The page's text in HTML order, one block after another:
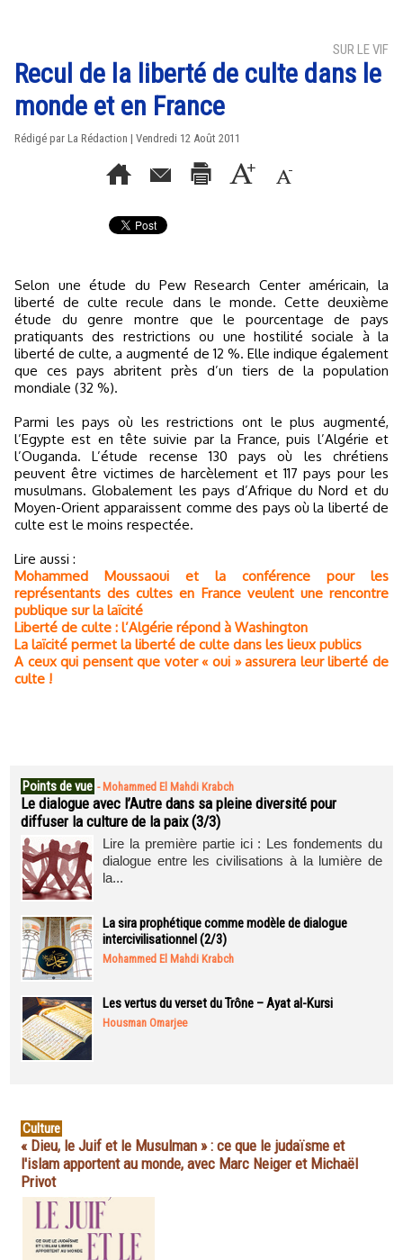
SUR LE VIF
Recul de la liberté de culte dans le
monde et en France
Rédigé par La Rédaction | Vendredi 12 Août 2011
Selon une étude du Pew Research Center américain, la
liberté de culte recule dans le monde. Cette deuxième
étude du genre montre que le pourcentage de pays
pratiquants des restrictions ou une hostilité sociale à la
liberté de culte, a augmenté de 12 %. Elle indique également
que ces pays abritent près d’un tiers de la population
mondiale (32 %).
Parmi les pays où les restrictions ont le plus augmenté,
l’Egypte est en tête suivie par la France, puis l’Algérie et
l’Ouganda. L’étude recense 130 pays où les chrétiens
peuvent être victimes de harcèlement et 117 pays pour les
musulmans. Globalement les pays d’Afrique du Nord et du
Moyen-Orient apparaissent comme des pays où la liberté de
culte est le moins respectée.
Lire aussi :
Mohammed Moussaoui et la conférence pour les
représentants des cultes en France veulent une rencontre
publique sur la laïcité
Liberté de culte : l’Algérie répond à Washington
La laïcité permet la liberté de culte dans les lieux publics
A ceux qui pensent que voter « oui » assurera leur liberté de
culte !
Points de vue - Mohammed El Mahdi Krabch
Le dialogue avec l’Autre dans sa pleine diversité pour
diffuser la culture de la paix (3/3)
Lire la première partie ici : Les fondements du
dialogue entre les civilisations à la lumière de
la...
La sira prophétique comme modèle de dialogue
intercivilisationnel (2/3)
Mohammed El Mahdi Krabch
Les vertus du verset du Trône – Ayat al-Kursi
Housman Omarjee
Culture
« Dieu, le Juif et le Musulman » : ce que le judaïsme et
l'islam apportent au monde, avec Marc Neiger et Michaël
Privot